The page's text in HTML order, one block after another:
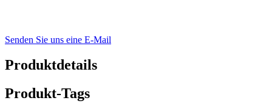
Senden Sie uns eine E-Mail
Produktdetails
Produkt-Tags